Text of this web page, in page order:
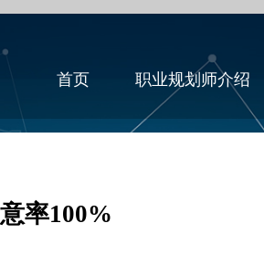
首页 职业规划师介绍
率100%